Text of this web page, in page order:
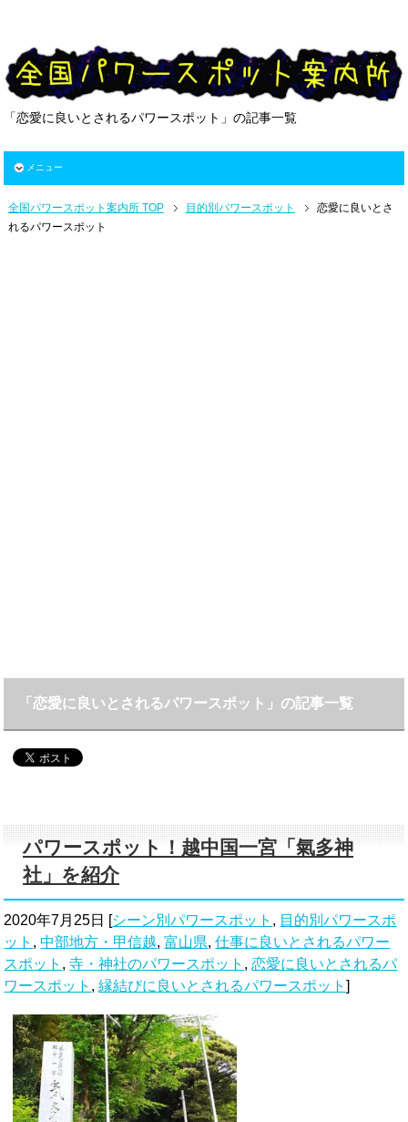
「恋愛に良いとされるパワースポット」の記事一覧
メニュー
全国パワースポット案内所 TOP 目的別パワースポット
恋愛に良いとさ
れるパワースポット
「恋愛に良いとされるパワースポット」の記事一覧
パワースポット！越中国一宮「氣多神
社」を紹介
2020年7月25日 [シーン別パワースポット , 目的別パワースポ
ット ,中部地方・甲信越,富山県,仕事に良いとされるパワー
スポット ,寺・神社のパワースポット ,恋愛に良いとされるパ
ワースポット ,縁結びに良いとされるパワースポット]